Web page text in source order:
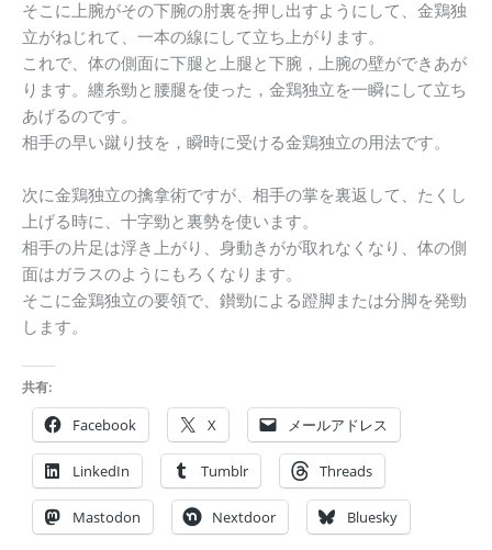
そこに上腕がその下腕の肘裏を押し出すようにして、金鶏独
立がねじれて、一本の線にして立ち上がります。
これで、体の側面に下腿と上腿と下腕，上腕の壁ができあが
ります。纏糸勁と腰腿を使った，金鶏独立を一瞬にして立ち
あげるのです。
相手の早い蹴り技を，瞬時に受ける金鶏独立の用法です。
次に金鶏独立の擒拿術ですが、相手の掌を裏返して、たくし
上げる時に、十字勁と裏勢を使います。
相手の片足は浮き上がり、身動きがが取れなくなり、体の側
面はガラスのようにもろくなります。
そこに金鶏独立の要領で、鑚勁による蹬脚または分脚を発勁
します。
共有:
Facebook X メールアドレス
LinkedIn Tumblr Threads
Mastodon Nextdoor Bluesky